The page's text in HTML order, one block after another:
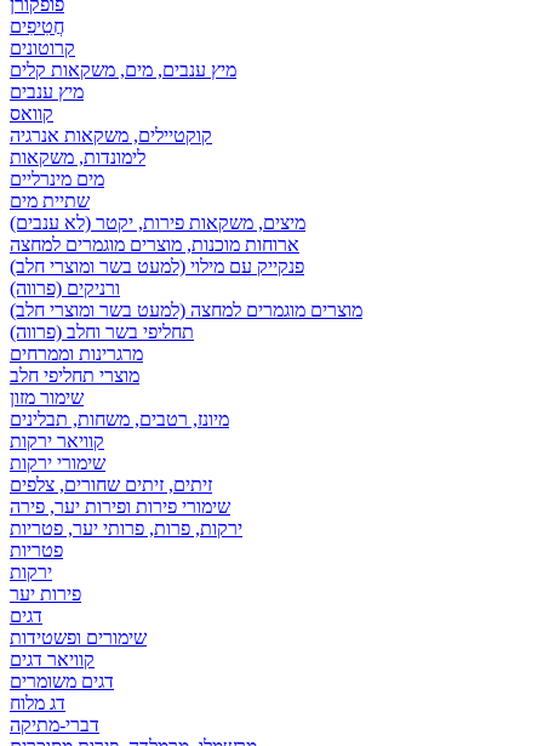
פופקורן
חֲטִיפִים
קרוטונים
מיץ ענבים, מים, משקאות קלים
מיץ ענבים
קוואס
קוקטיילים, משקאות אנרגיה
לימונדות, משקאות
מים מינרליים
שתיית מים
מיצים, משקאות פירות, יקטר (לא ענבים)
ארוחות מוכנות, מוצרים מוגמרים למחצה
פנקייק עם מילוי (למעט בשר ומוצרי חלב)
ורניקים (פרווה)
מוצרים מוגמרים למחצה (למעט בשר ומוצרי חלב)
תחליפי בשר וחלב (פרווה)
מרגרינות וממרחים
מוצרי תחליפי חלב
שימור מזון
מיונז, רטבים, משחות, תבלינים
קוויאר ירקות
שימורי ירקות
זיתים, זיתים שחורים, צלפים
שימורי פירות ופירות יער, פירה
ירקות, פרות, פרותי יער, פטריות
פטריות
ירקות
פירות יער
דגים
שימורים ופשטידות
קוויאר דגים
דגים משומרים
דג מלוח
דברי-מתיקה